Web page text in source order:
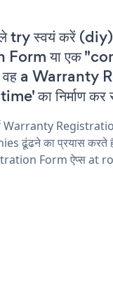
try स्वयं करें
Form या एक
वह a
का निर्माण कर
Warranty
ढूंढने का प्रयास करते
Form ऐप्स at